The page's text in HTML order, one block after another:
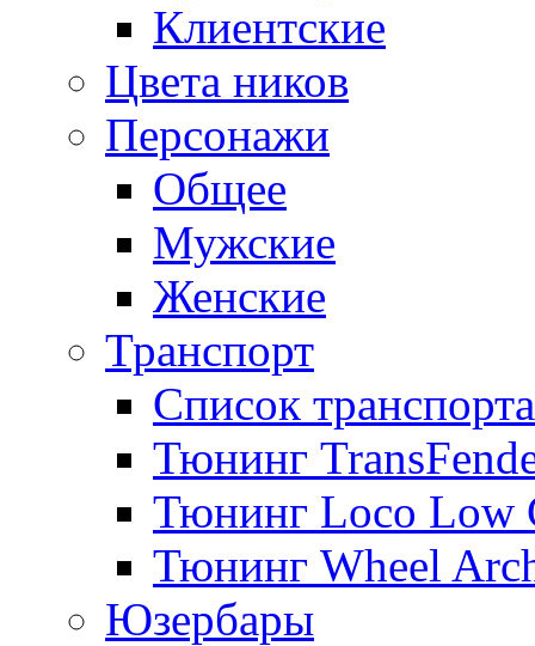
Клиентские
Цвета ников
Персонажи
Общее
Мужские
Женские
Транспорт
Список транспорта
Тюнинг
Тюнинг Loco Low
Тюнинг Wheel
Юзербары